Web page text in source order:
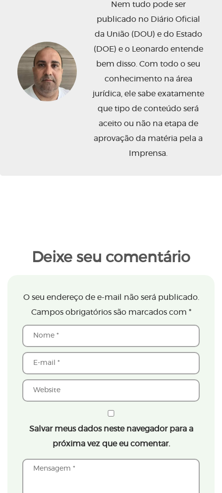
Nem tudo pode ser
publicado no Diário Oficial
da União (DOU) e do Estado
(DOE) e o Leonardo entende
bem disso. Com todo o seu
conhecimento na área
jurídica, ele sabe exatamente
que tipo de conteúdo será
aceito ou não na etapa de
aprovação da matéria pela a
Imprensa.
Deixe seu comentário
O seu endereço de e-mail não será publicado.
Campos obrigatórios são marcados com *
Salvar meus dados neste navegador para a
próxima vez que eu comentar.